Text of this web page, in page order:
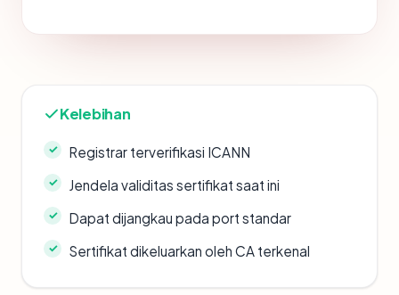
Kelebihan
Registrar terverifikasi ICANN
Jendela validitas sertifikat saat ini
Dapat dijangkau pada port standar
Sertifikat dikeluarkan oleh CA terkenal